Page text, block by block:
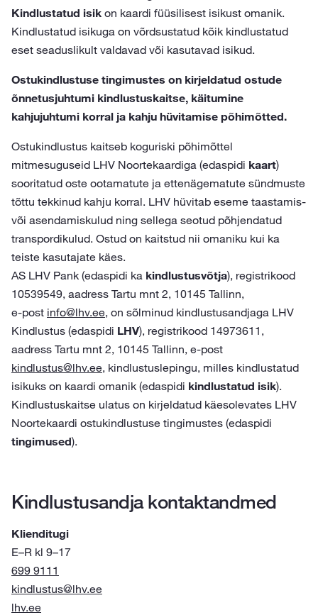
Kindlustatud isik on kaardi füüsilisest isikust omanik.
Kindlustatud isikuga on võrdsustatud kõik kindlustatud
eset seaduslikult valdavad või kasutavad isikud.
Ostukindlustuse tingimustes on kirjeldatud ostude
õnnetusjuhtumi kindlustuskaitse, käitumine
kahjujuhtumi korral ja kahju hüvitamise põhimõtted.
Ostukindlustus kaitseb koguriski põhimõttel
mitmesuguseid LHV Noortekaardiga (edaspidi kaart)
sooritatud oste ootamatute ja ettenägematute sündmuste
tõttu tekkinud kahju korral. LHV hüvitab eseme taastamis-
või asendamiskulud ning sellega seotud põhjendatud
transpordikulud. Ostud on kaitstud nii omaniku kui ka
teiste kasutajate käes.
AS LHV Pank (edaspidi ka kindlustusvõtja), registrikood
10539549, aadress Tartu mnt 2, 10145 Tallinn,
e-post info@lhv.ee, on sõlminud kindlustusandjaga LHV
Kindlustus (edaspidi LHV), registrikood 14973611,
aadress Tartu mnt 2, 10145 Tallinn, e-post
kindlustus@lhv.ee, kindlustuslepingu, milles kindlustatud
isikuks on kaardi omanik (edaspidi kindlustatud isik).
Kindlustuskaitse ulatus on kirjeldatud käesolevates LHV
Noortekaardi ostukindlustuse tingimustes (edaspidi
tingimused).
Kindlustusandja kontaktandmed
Klienditugi
E–R kl 9–17
699 9111
kindlustus@lhv.ee
lhv.ee